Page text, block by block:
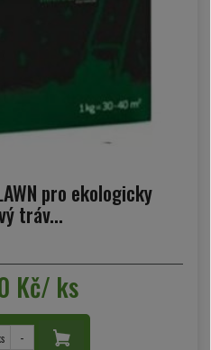
pro ekologicky
tráv...
Kč/ ks
-